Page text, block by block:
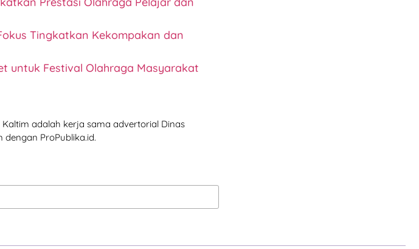
Tingkatkan Kekompakan dan
untuk Festival Olahraga Masyarakat
adalah kerja sama advertorial Dinas
ProPublika.id.